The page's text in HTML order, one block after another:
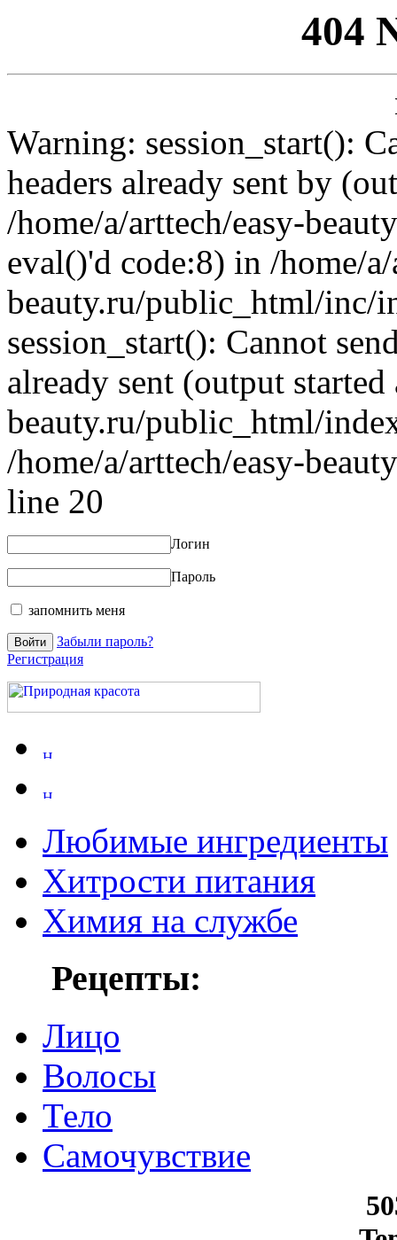
404
Warning: session_start():
headers already sent by
/home/a/arttech/easy-
eval()'d code:8) in /home/
beauty.ru/public_html/inc/
session_start(): Cannot
already sent (output
beauty.ru/public_html/
/home/a/arttech/easy-
line 20
Логин
Пароль
запомнить меня
Забыли пароль?
Регистрация
Любимые ингредиенты
Хитрости питания
Химия на службе
Рецепты:
Лицо
Волосы
Тело
Самочувствие